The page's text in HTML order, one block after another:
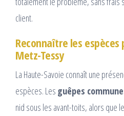
client.
Reconnaître les espèces
Metz-Tessy
La Haute-Savoie connaît une
espèces. Les guêpes
nid sous les avant-toits, alors que le